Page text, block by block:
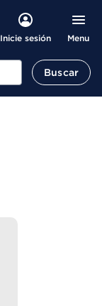
Inicie sesión Menu
Buscar